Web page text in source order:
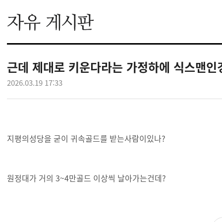
근데 제대로 키운다라는 가정하에 식스맨인
2026.03.19 17:33
지평의성당을 굳이 귀속골드를 받는사람이있나?
원정대가 거의 3~4만골드 이상씩 날아가는건데?